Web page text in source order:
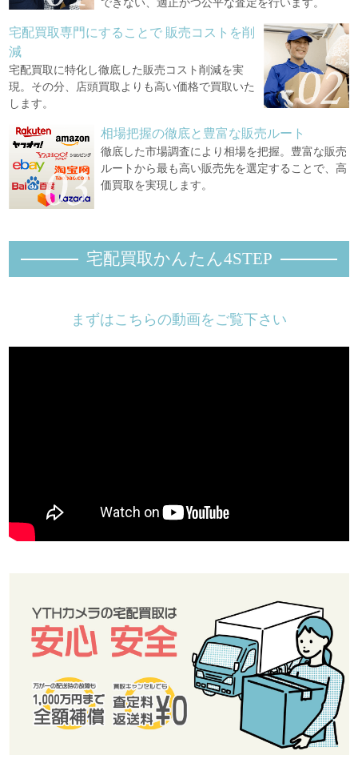
できない、適正かつ公平な査定を行います。
宅配買取専門にすることで 販売コストを削
減
宅配買取に特化し徹底した販売コスト削減を実
現。その分、店頭買取よりも高い価格で買取いた
します。
相場把握の徹底と豊富な販売ルート
徹底した市場調査により相場を把握。豊富な販売
ルートから最も高い販売先を選定することで、高
価買取を実現します。
宅配買取かんたん4STEP
まずはこちらの動画をご覧下さい